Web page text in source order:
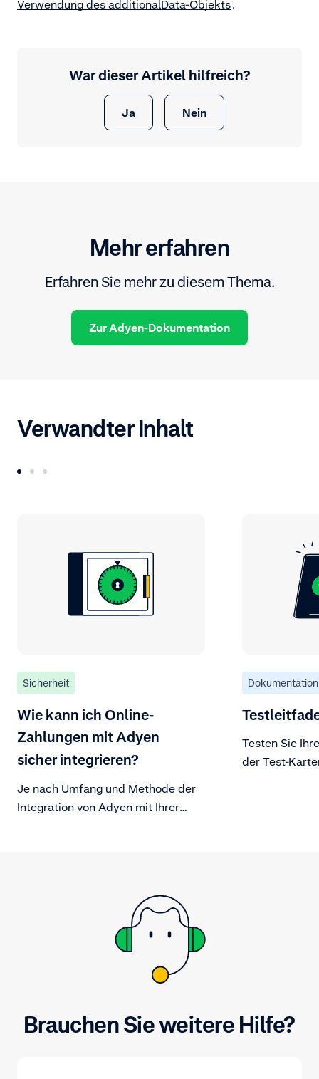
Verwendung des additionalData-Objekts.
War dieser Artikel hilfreich?
Ja Nein
Mehr erfahren
Erfahren Sie mehr zu diesem Thema.
Zur Adyen-Dokumentation
Verwandter Inhalt
Sicherheit
Wie kann ich Online-
Zahlungen mit Adyen
sicher integrieren?
Je nach Umfang und Methode der
Integration von Adyen mit Ihrer
Verfügbarkeit Ihrer Unternehmens-
und Kundendaten zu schützen.
Dokumentation
Testen Sie
der Test-
Brauchen Sie weitere Hilfe?